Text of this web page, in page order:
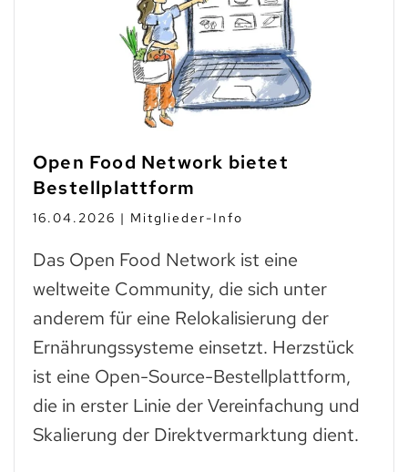
Open Food Network bietet
Bestellplattform
16.04.2026 | Mitglieder-Info
Das Open Food Network ist eine
weltweite Community, die sich unter
anderem für eine Relokalisierung der
Ernährungssysteme einsetzt. Herzstück
ist eine Open-Source-Bestellplattform,
die in erster Linie der Vereinfachung und
Skalierung der Direktvermarktung dient.